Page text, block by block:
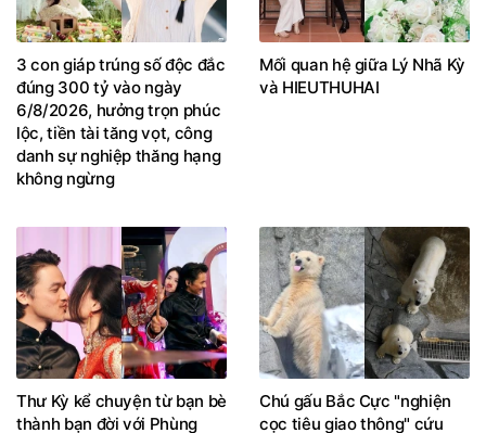
3 con giáp trúng số độc đắc
đúng 300 tỷ vào ngày
6/8/2026, hưởng trọn phúc
lộc, tiền tài tăng vọt, công
danh sự nghiệp thăng hạng
không ngừng
Mối quan hệ giữa Lý Nhã Kỳ
và HIEUTHUHAI
Thư Kỳ kể chuyện từ bạn bè
thành bạn đời với Phùng
Chú gấu Bắc Cực "nghiện
cọc tiêu giao thông" cứu